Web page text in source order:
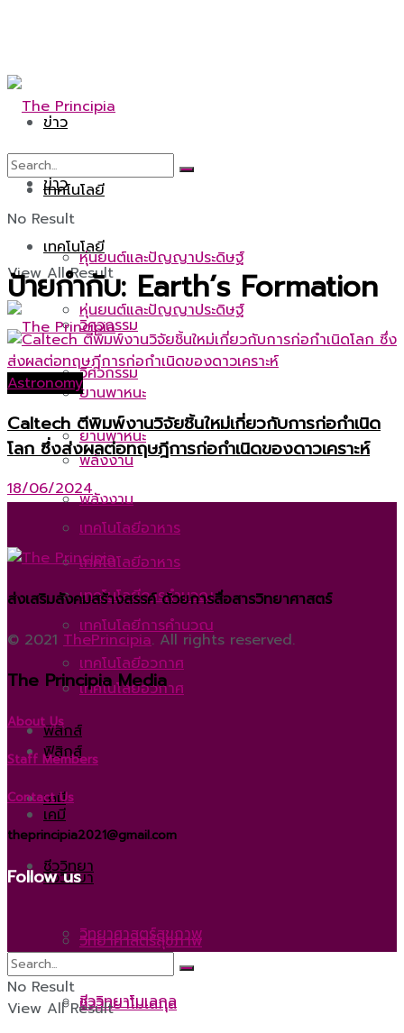
ข่าว
เทคโนโลยี
หุ่นยนต์และปัญญาประดิษฐ์
วิศวกรรม
ยานพาหนะ
พลังงาน
เทคโนโลยีอาหาร
เทคโนโลยีการคำนวณ
เทคโนโลยีอวกาศ
ฟิสิกส์
เคมี
ชีววิทยา
วิทยาศาสตร์สุขภาพ
ชีววิทยาโมเลกุล
ข่าว
เทคโนโลยี
หุ่นยนต์และปัญญาประดิษฐ์
วิศวกรรม
ยานพาหนะ
พลังงาน
เทคโนโลยีอาหาร
เทคโนโลยีการคำนวณ
เทคโนโลยีอวกาศ
ฟิสิกส์
เคมี
ชีววิทยา
วิทยาศาสตร์สุขภาพ
ชีววิทยาโมเลกุล
No Result
View All Result
ป้ายกำกับ: Earth’s Formation
Astronomy
Caltech ตีพิมพ์งานวิจัยชิ้นใหม่เกี่ยวกับการก่อกำเนิด
โลก ซึ่งส่งผลต่อทฤษฎีการก่อกำเนิดของดาวเคราะห์
18/06/2024
ส่งเสริมสังคมสร้างสรรค์ ด้วยการสื่อสารวิทยาศาสตร์
© 2021 ThePrincipia. All rights reserved.
The Principia Media
About Us
Staff Members
Contact Us
theprincipia2021@gmail.com
Follow us
No Result
View All Result